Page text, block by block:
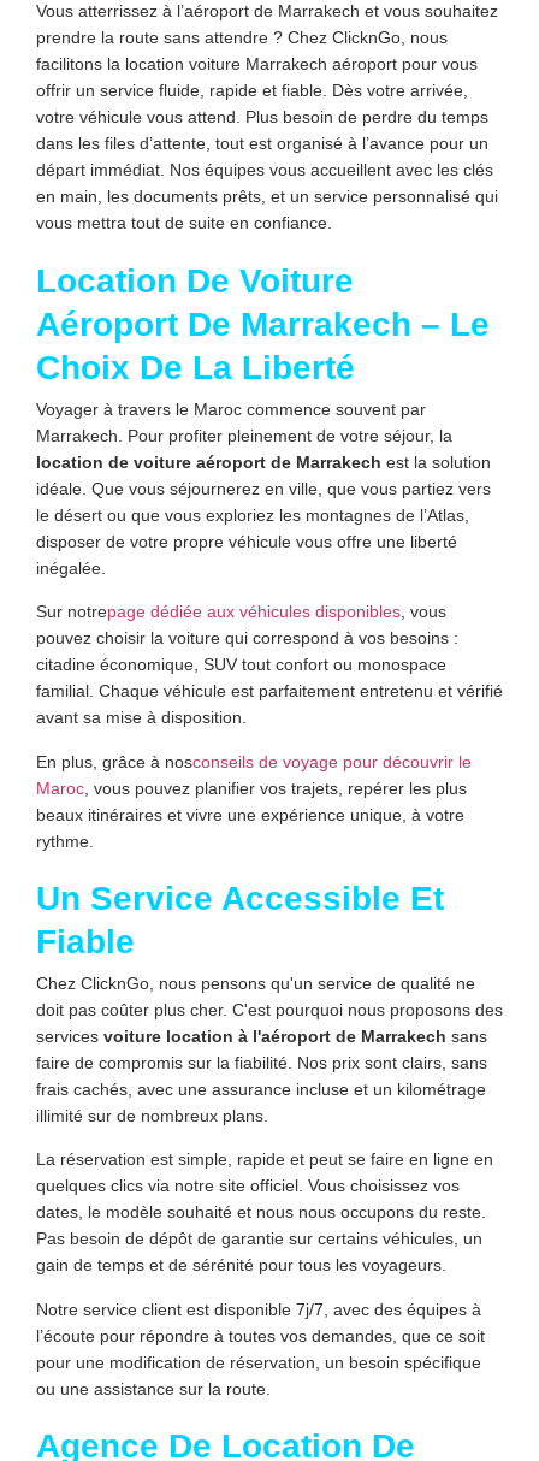
Vous atterrissez à l’aéroport de Marrakech et vous souhaitez
prendre la route sans attendre ? Chez ClicknGo, nous
facilitons la location voiture Marrakech aéroport pour vous
offrir un service fluide, rapide et fiable. Dès votre arrivée,
votre véhicule vous attend. Plus besoin de perdre du temps
dans les files d’attente, tout est organisé à l’avance pour un
départ immédiat. Nos équipes vous accueillent avec les clés
en main, les documents prêts, et un service personnalisé qui
vous mettra tout de suite en confiance.
Location De Voiture
Aéroport De Marrakech – Le
Choix De La Liberté
Voyager à travers le Maroc commence souvent par
Marrakech. Pour profiter pleinement de votre séjour, la
location de voiture aéroport de Marrakech est la solution
idéale. Que vous séjournerez en ville, que vous partiez vers
le désert ou que vous exploriez les montagnes de l’Atlas,
disposer de votre propre véhicule vous offre une liberté
inégalée.
Sur notrepage dédiée aux véhicules disponibles, vous
pouvez choisir la voiture qui correspond à vos besoins :
citadine économique, SUV tout confort ou monospace
familial. Chaque véhicule est parfaitement entretenu et vérifié
avant sa mise à disposition.
En plus, grâce à nosconseils de voyage pour découvrir le
Maroc , vous pouvez planifier vos trajets, repérer les plus
beaux itinéraires et vivre une expérience unique, à votre
rythme.
Un Service Accessible Et
Fiable
Chez ClicknGo, nous pensons qu'un service de qualité ne
doit pas coûter plus cher. C'est pourquoi nous proposons des
services voiture location à l'aéroport de Marrakech sans
faire de compromis sur la fiabilité. Nos prix sont clairs, sans
frais cachés, avec une assurance incluse et un kilométrage
illimité sur de nombreux plans.
La réservation est simple, rapide et peut se faire en ligne en
quelques clics via notre site officiel. Vous choisissez vos
dates, le modèle souhaité et nous nous occupons du reste.
Pas besoin de dépôt de garantie sur certains véhicules, un
gain de temps et de sérénité pour tous les voyageurs.
Notre service client est disponible 7j/7, avec des équipes à
l’écoute pour répondre à toutes vos demandes, que ce soit
pour une modification de réservation, un besoin spécifique
ou une assistance sur la route.
Agence De Location De